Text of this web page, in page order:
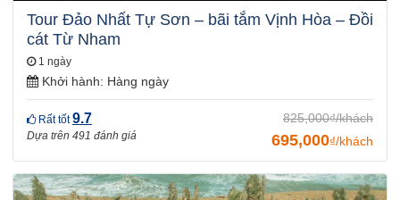
Tour Đảo Nhất Tự Sơn – bãi tắm Vịnh Hòa – Đồi
cát Từ Nham
1 ngày
Khởi hành: Hàng ngày
Rất tốt9.7
Dựa trên 491 đánh giá
825,000₫/khách
695,000₫/khách